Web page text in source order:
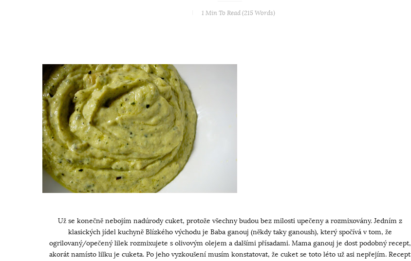
1 MinTo Read (215 Words)
Už se konečně nebojím nadúrody cuket, protože všechny budou bez milosti upečeny a rozmixovány. Jedním z
klasických jídel kuchyně Blízkého východu je Baba ganouj (někdy taky ganoush), který spočívá v tom, že
ogrilovaný/opečený lilek rozmixujete s olivovým olejem a dalšími přísadami. Mama ganouj je dost podobný recept,
akorát namísto lilku je cuketa. Po jeho vyzkoušení musím konstatovat, že cuket se toto léto už asi nepřejím. Recept